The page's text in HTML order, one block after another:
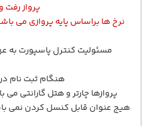
پرواز
نرخ ها براساس پایه پروازی می
مسئولیت کنترل پاسپورت به
هنگام ثبت نام دریافت 70% مبلغ
پروازها چارتر و هتل گارانتی
هیج عنوان قابل کنسل کردن نمی